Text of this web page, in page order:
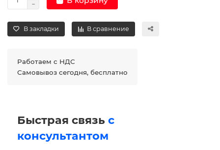
В закладки В сравнение
Работаем с НДС
Самовывоз сегодня, бесплатно
Быстрая связь с
консультантом